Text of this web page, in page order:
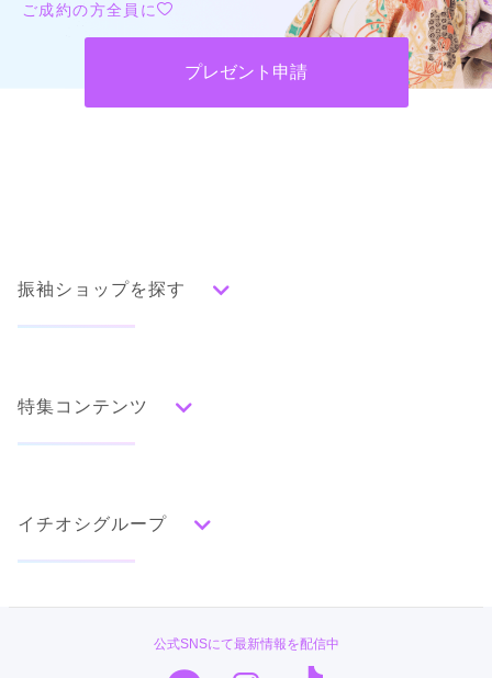
ご成約の方全員に
プレゼント申請
振袖ショップを探す
みんなの振袖ランキングトップ
色別ランキング
グレー
白
エレガント キュート クール
口コミから探す
特集コンテンツ
ママ振特集
個性的振袖コーディネート特集
成人式レポート
振袖ブランド特集
イチオシグループ
公式SNSにて最新情報を配信中